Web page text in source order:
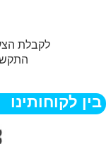
לקבלת
בין לקוחותינו